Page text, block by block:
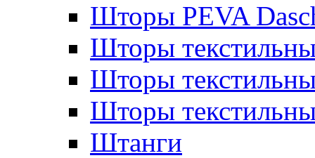
Шторы PEVA
Шторы
Шторы
Шторы
Штанги